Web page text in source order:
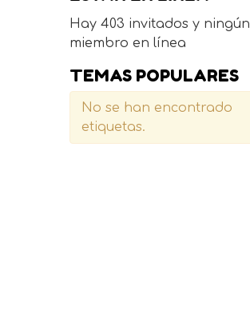
Hay 403 invitados y ningún
miembro en línea
TEMAS POPULARES
No se han encontrado
etiquetas.